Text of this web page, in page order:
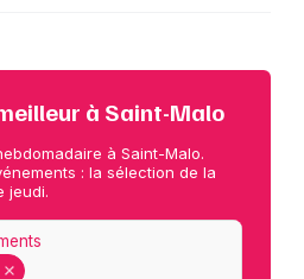
à Saint-Malo
à Saint-Malo.
: la sélection de la
jeudi.